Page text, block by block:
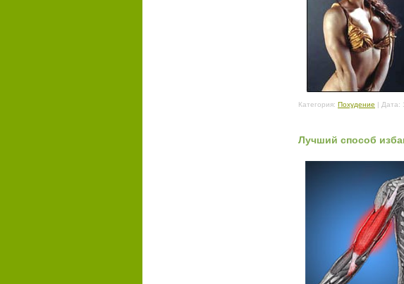
Категория: Похудение | Дата:
Лучший способ